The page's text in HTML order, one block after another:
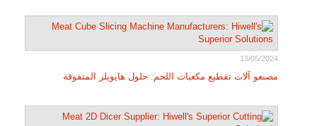
13/05/2024
مصنعو آلات تقطيع مكعبات اللحم: حلول هايويلز المتفوقة